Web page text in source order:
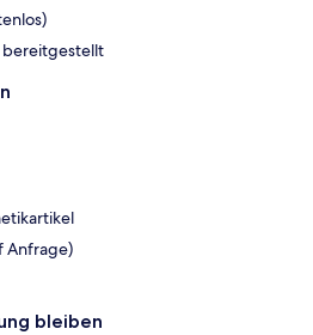
bereitgestellt
Anfrage)
bleiben